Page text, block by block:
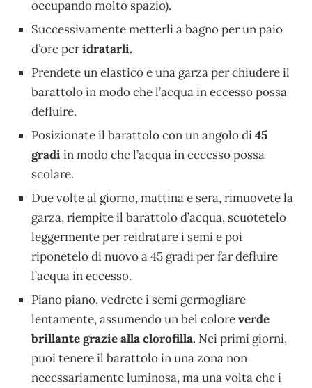
occupando molto spazio).
Successivamente metterli a bagno per un paio
d’ore peridratarli.
Prendete un elastico e una garza per chiudere il
barattolo in modo che l’acqua in eccesso possa
defluire.
Posizionate il barattolo con un angolo di45
gradiin modo che l’acqua in eccesso possa
scolare.
Due volte al giorno, mattina e sera, rimuovete la
garza, riempite il barattolo d’acqua, scuotetelo
leggermente per reidratare i semi e poi
riponetelo di nuovo a 45 gradi per far defluire
l’acqua in eccesso.
Piano piano, vedrete i semi germogliare
lentamente, assumendo un bel coloreverde
brillante grazie alla clorofilla. Nei primi giorni,
puoi tenere il barattolo in una zona non
necessariamente luminosa, ma una volta che i